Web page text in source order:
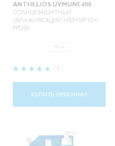
ANTHELIOS UVMUNE400
СОЛНЦЕЗАЩИТНЫЙ
УВЛАЖНЯЮЩИЙ КРЕМ SPF50+/
PPD30
Рейтинг:
КУПИТЬ ОРИГИНАЛ